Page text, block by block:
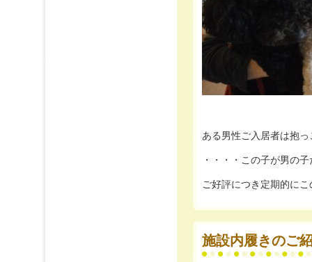
ある男性ご入居者は抱
・・・・この子が男の
ご好評につき定期的に
施設内履きのご